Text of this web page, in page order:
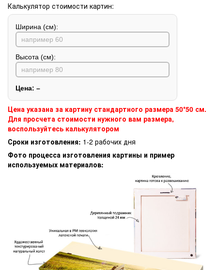
Калькулятор стоимости картин:
Ширина (см):
Высота (см):
Цена: –
Цена указана за картину стандартного размера 50*50 см.
Для просчета стоимости нужного вам размера,
воспользуйтесь калькулятором
Сроки изготовления: 1-2 рабочих дня
Фото процесса изготовления картины и пример
используемых материалов: